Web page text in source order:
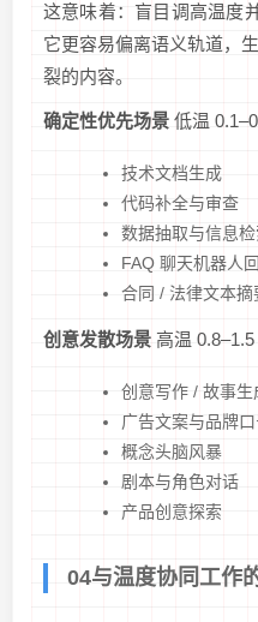
这意味着：盲目调高温度
它更容易偏离语义轨道，
裂的内容。
确定性优先场景 低温
技术文档生成
代码补全与审查
数据抽取与信息检
FAQ 聊天机器人
合同 / 法律文本摘
创意发散场景 高温 0.8–1.5
创意写作 / 故事生
广告文案与品牌口
概念头脑风暴
剧本与角色对话
产品创意探索
04与温度协同工作